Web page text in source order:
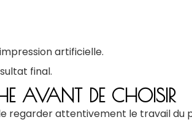
artificielle.
final.
AVANT DE CHOISIR
regarder attentivement le travail du